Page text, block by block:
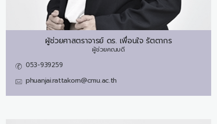
ผู้ช่วยศาสตราจารย์ ดร. เพื่อนใจ รัตตากร
ผู้ช่วยคณบดี
053-939259
phuanjai.rattakorn@cmu.ac.th